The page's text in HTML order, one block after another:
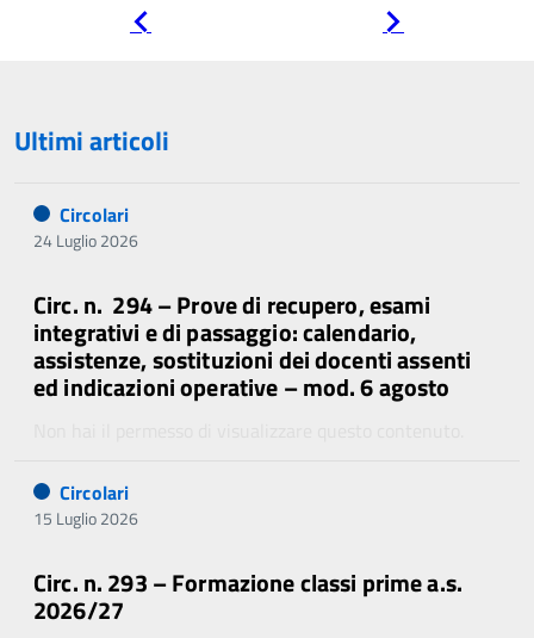
Ultimi articoli
Circolari
24 Luglio 2026
Circ. n. 294 – Prove di recupero, esami
integrativi e di passaggio: calendario,
assistenze, sostituzioni dei docenti assenti
ed indicazioni operative – mod. 6 agosto
Circolari
15 Luglio 2026
Circ. n. 293 – Formazione classi prime a.s.
2026/27